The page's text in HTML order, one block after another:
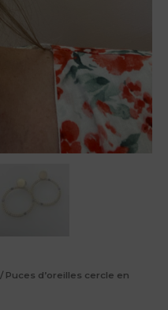
/ Puces d’oreilles cercle en